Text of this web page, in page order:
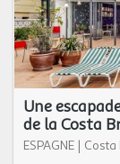
Une
de la Costa
ESPAGNE | Costa